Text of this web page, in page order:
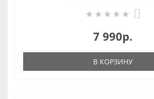
7 990р.
В КОРЗИНУ